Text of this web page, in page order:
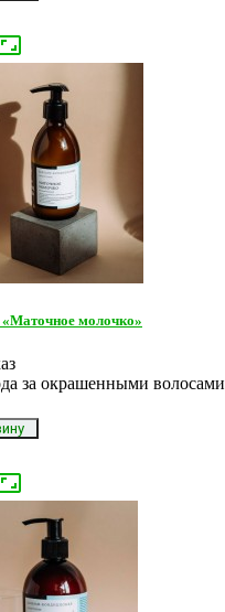
молочко»
за окрашенными волосами